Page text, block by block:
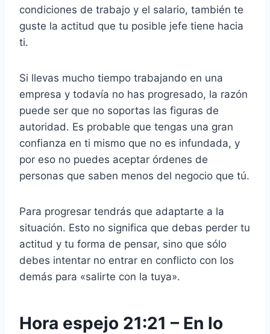
condiciones de trabajo y el salario, también te
guste la actitud que tu posible jefe tiene hacia
ti.
Si llevas mucho tiempo trabajando en una
empresa y todavía no has progresado, la razón
puede ser que no soportas las figuras de
autoridad. Es probable que tengas una gran
confianza en ti mismo que no es infundada, y
por eso no puedes aceptar órdenes de
personas que saben menos del negocio que tú.
Para progresar tendrás que adaptarte a la
situación. Esto no significa que debas perder tu
actitud y tu forma de pensar, sino que sólo
debes intentar no entrar en conflicto con los
demás para «salirte con la tuya».
Hora espejo 21:21 – En lo